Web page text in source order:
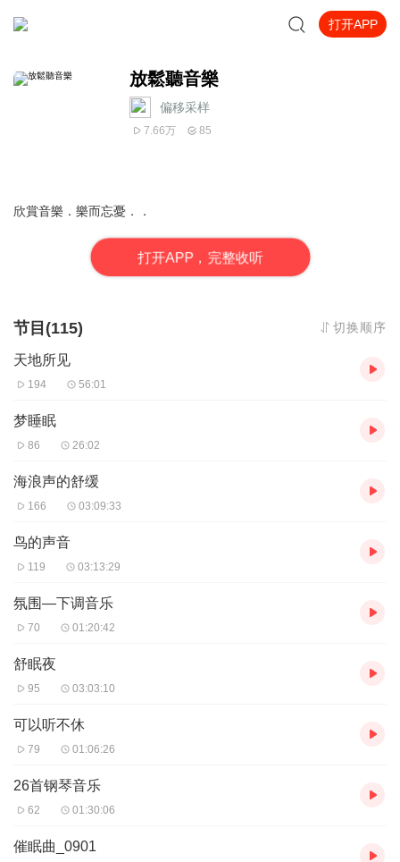
打开APP
放鬆聽音樂
偏移采样
7.66万 85
欣賞音樂．樂而忘憂．．
打开APP，完整收听
节目(115) 切换顺序
天地所见
194 56:01
梦睡眠
86 26:02
海浪声的舒缓
166 03:09:33
鸟的声音
119 03:13:29
氛围—下调音乐
70 01:20:42
舒眠夜
95 03:03:10
可以听不休
79 01:06:26
26首钢琴音乐
62 01:30:06
催眠曲_0901